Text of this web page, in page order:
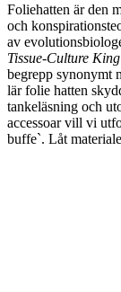
Foliehatten är den
och
av
Tissue-Culture King
begrepp synonymt
lär folie hatten
tankeläsning och
accessoar vill vi
buffe`. Låt